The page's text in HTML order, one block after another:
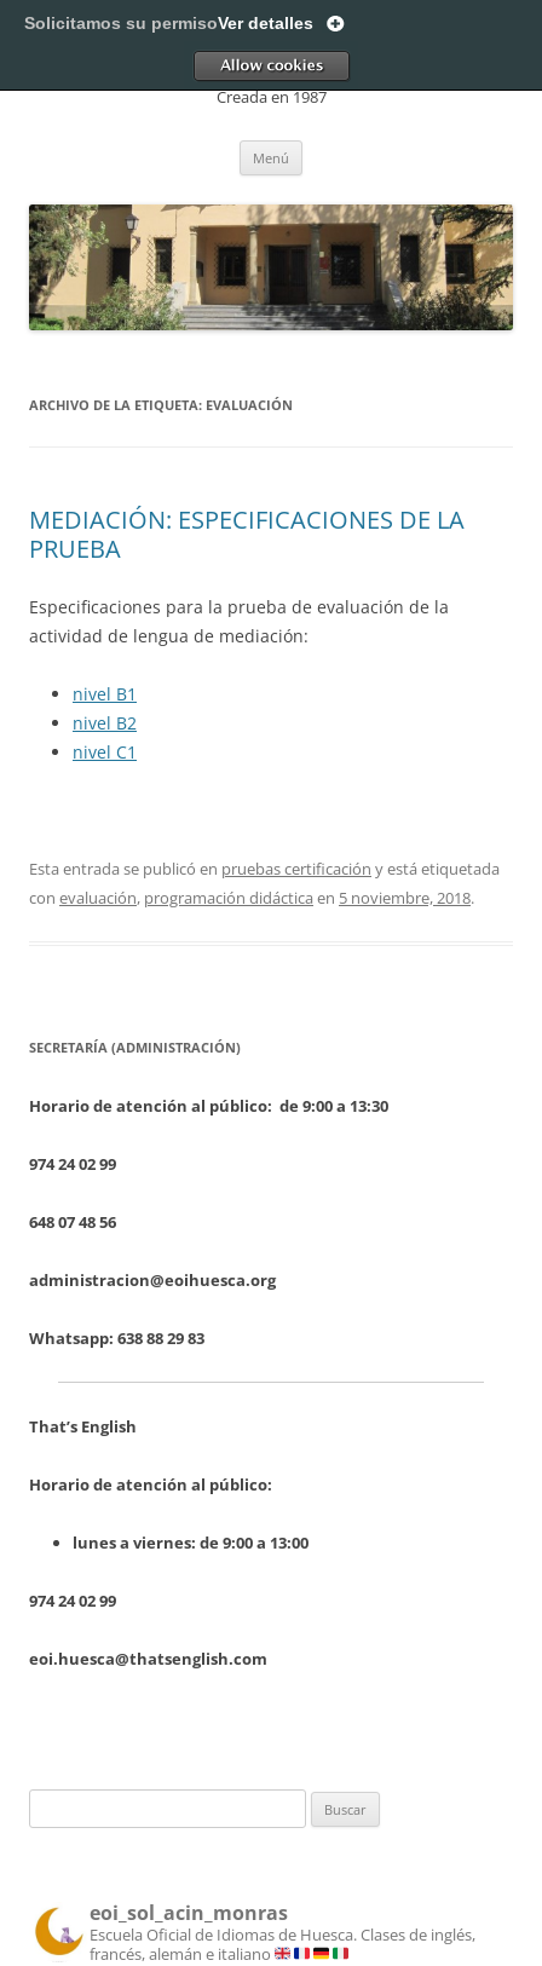
al
EOI Sol Acín Monrás – Huesca
Creada en 1987
Menú
ARCHIVO DE LA ETIQUETA: EVALUACIÓN
MEDIACIÓN: ESPECIFICACIONES DE LA
PRUEBA
Especificaciones para la prueba de evaluación de la
actividad de lengua de mediación:
nivel B1
nivel B2
nivel C1
Esta entrada se publicó en pruebas certificación y está etiquetada
con evaluación, programación didáctica en 5 noviembre, 2018.
SECRETARÍA (ADMINISTRACIÓN)
Horario de atención al público: de 9:00 a 13:30
974 24 02 99
648 07 48 56
administracion@eoihuesca.org
Whatsapp: 638 88 29 83
That’s English
Horario de atención al público:
lunes a viernes: de 9:00 a 13:00
974 24 02 99
eoi.huesca@thatsenglish.com
eoi_sol_acin_monras
Escuela Oficial de Idiomas de Huesca.Clases de inglés,
francés, alemán e italiano
Solicitamos su permisoVer detalles